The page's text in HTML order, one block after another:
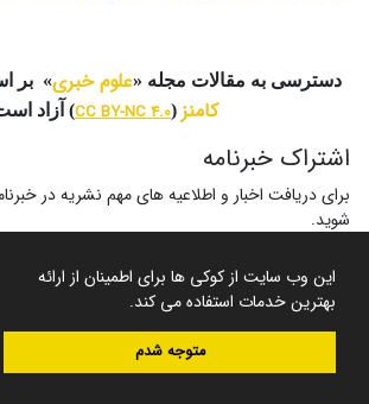
این وب سایت از کوکی ها برای اطمینان از ارائه
بهترین خدمات استفاده می کند.
متوجه شدم
دسترسی به مقالات مجله «علوم خبری» بر
کامنز (
CC BY-NC 4.0) آزاد
اشتراک خبرنامه
برای دریافت اخبار و اطلاعیه های مهم نشریه در
شوید.
سامانه مدیریت نشریات علمی.طراحی و پیاده سازی از